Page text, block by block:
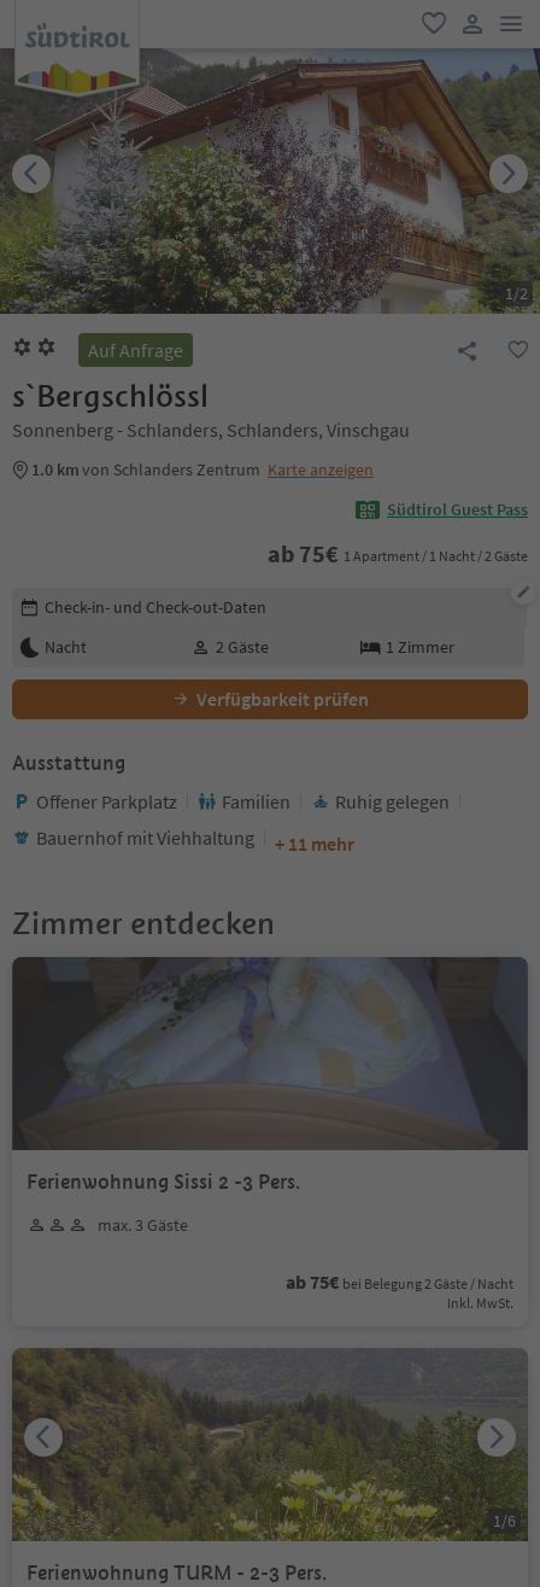
favorit
user link
1/2
Auf Anfrage
s`Bergschlössl
Sonnenberg - Schlanders, Schlanders, Vinschgau
1.0 kmvon Schlanders Zentrum Karte anzeigen
Südtirol Guest Pass
ab 75€ 1 Apartment / 1 Nacht / 2 Gäste
Buchungsdetails bearbeiten
Check-in- und Check-out-Daten
Nacht
2 Gäste 1 Zimmer
Verfügbarkeit prüfen
Ausstattung
Offener Parkplatz Familien
Ruhig gelegen
Bauernhof mit Viehhaltung
+ 11 mehr
Zimmer entdecken
Ferienwohnung Sissi 2 -3 Pers.
max. 3 Gäste
ab 75€ bei Belegung 2 Gäste / Nacht
Inkl. MwSt.
Ferienwohnung TURM - 2-3 Pers.
1 /6